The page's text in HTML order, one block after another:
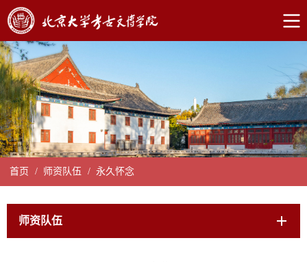
首页 / 师资队伍 / 永久怀念
师资队伍